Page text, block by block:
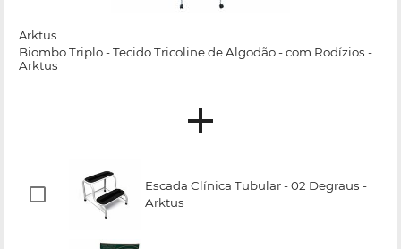
Arktus
Biombo Triplo - Tecido Tricoline de Algodão - com Rodízios -
Arktus
Escada Clínica Tubular - 02 Degraus -
Arktus